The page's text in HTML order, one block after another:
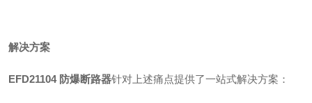
解决方案
EFD21104 防爆断路器针对上述痛点提供了一站式解决方案：